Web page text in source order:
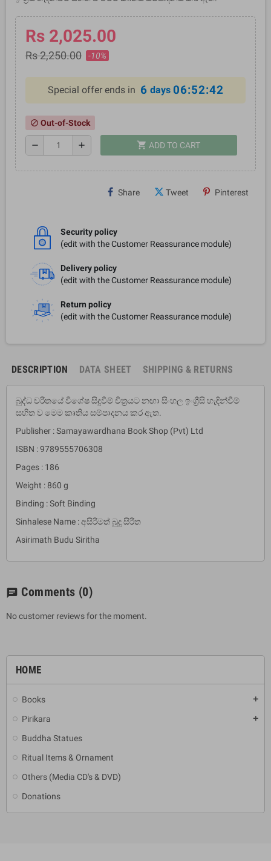
HOME
Books add
Pirikara add
Buddha Statues
Ritual Items & Ornament
Others (Media CD's & DVD)
Donations
Rs 2,025.00
Rs 2,250.00 -10%
Special offer ends in 6 days 06:52:41
block Out-of-Stock
remove add shopping_cart ADD TO CART
Share Tweet Pinterest
Security policy
(edit with the Customer Reassurance module)
Delivery policy
(edit with the Customer Reassurance module)
Return policy
(edit with the Customer Reassurance module)
DESCRIPTION DATA SHEET SHIPPING & RETURNS
බුද්ධ චරිතයේ විශේෂ සිදුවීම් චිත්‍රයට නඟා සිංහල ඉංග්‍රීසි හැඳින්වීම්
සහිත ව මෙම කෘතිය සම්පාදනය කර ඇත.
Publisher : Samayawardhana Book Shop (Pvt) Ltd
ISBN : 9789555706308
Pages : 186
Weight : 860 g
Binding : Soft Binding
Sinhalese Name : අසිරිමත් බුදු සිරිත
Asirimath Budu Siritha
chat Comments (0)
No customer reviews for the moment.